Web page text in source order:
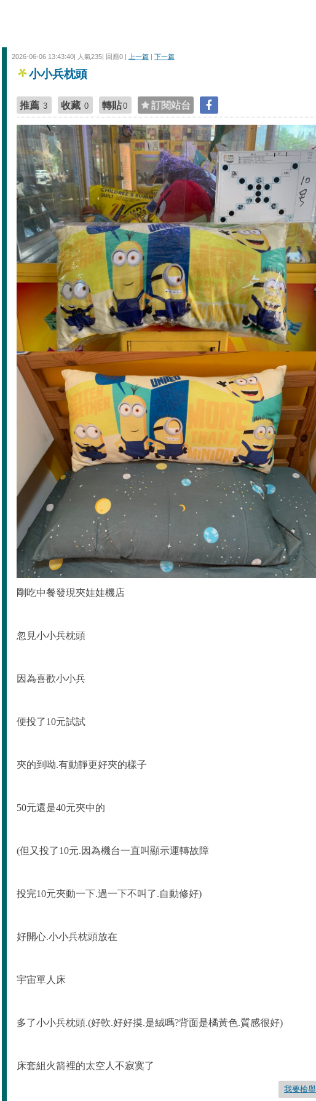
2026-06-06 13:43:40| 人氣235| 回應0 | 上一篇 | 下一篇
小小兵枕頭
推薦 3 收藏 0 轉貼0 訂閱站台
剛吃中餐發現夾娃娃機店
忽見小小兵枕頭
因為喜歡小小兵
便投了10元試試
夾的到呦.有動靜更好夾的樣子
50元還是40元夾中的
(但又投了10元.因為機台一直叫顯示運轉故障
投完10元夾動一下.過一下不叫了.自動修好)
好開心.小小兵枕頭放在
宇宙單人床
多了小小兵枕頭.(好軟.好好摸.是絨嗎?背面是橘黃色.質感很好)
床套組火箭裡的太空人不寂寞了
我要檢舉